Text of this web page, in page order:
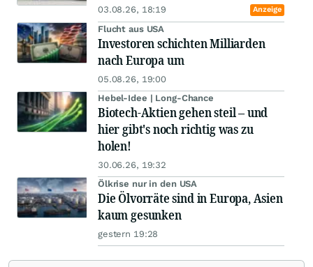
03.08.26, 18:19 Anzeige
Flucht aus USA
Investoren schichten Milliarden
nach Europa um
05.08.26, 19:00
Hebel-Idee | Long-Chance
Biotech-Aktien gehen steil – und
hier gibt's noch richtig was zu
holen!
30.06.26, 19:32
Ölkrise nur in den USA
Die Ölvorräte sind in Europa, Asien
kaum gesunken
gestern 19:28